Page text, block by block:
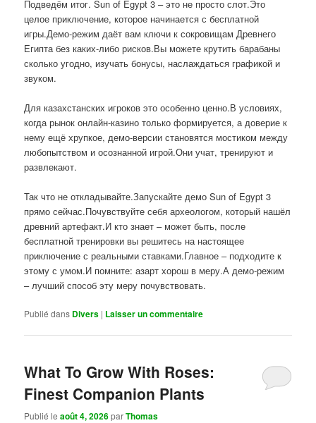
Подведём итог. Sun of Egypt 3 – это не просто слот.Это
целое приключение, которое начинается с бесплатной
игры.Демо-режим даёт вам ключи к сокровищам Древнего
Египта без каких-либо рисков.Вы можете крутить барабаны
сколько угодно, изучать бонусы, наслаждаться графикой и
звуком.
Для казахстанских игроков это особенно ценно.В условиях,
когда рынок онлайн-казино только формируется, а доверие к
нему ещё хрупкое, демо-версии становятся мостиком между
любопытством и осознанной игрой.Они учат, тренируют и
развлекают.
Так что не откладывайте.Запускайте демо Sun of Egypt 3
прямо сейчас.Почувствуйте себя археологом, который нашёл
древний артефакт.И кто знает – может быть, после
бесплатной тренировки вы решитесь на настоящее
приключение с реальными ставками.Главное – подходите к
этому с умом.И помните: азарт хорош в меру.А демо-режим
– лучший способ эту меру почувствовать.
Publié dans Divers | Laisser un commentaire
What To Grow With Roses:
Finest Companion Plants
Publié leaoût 4, 2026parThomas